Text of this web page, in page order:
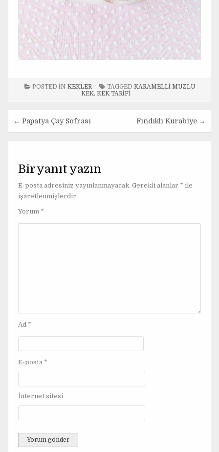
POSTED IN KEKLER TAGGED KARAMELLI MUZLU
KEK, KEK TARIFI
Y
a
g
e
z
← Papatya Çay Sofrası Fındıklı Kurabiye →
Bir yanıt yazın
E-posta adresiniz yayınlanmayacak. Gerekli alanlar * ile
işaretlenmişlerdir
Yorum *
Ad *
E-posta *
İnternet sitesi